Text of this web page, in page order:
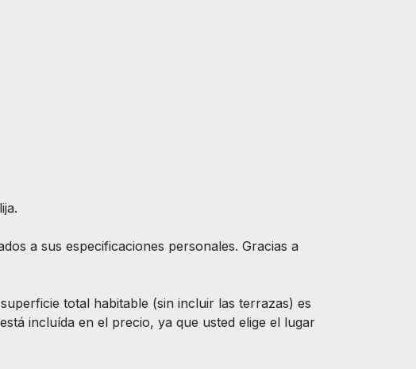
a sus especificaciones personales. Gracias a
total habitable (sin incluir las terrazas) es
incluída en el precio, ya que usted elige el lugar